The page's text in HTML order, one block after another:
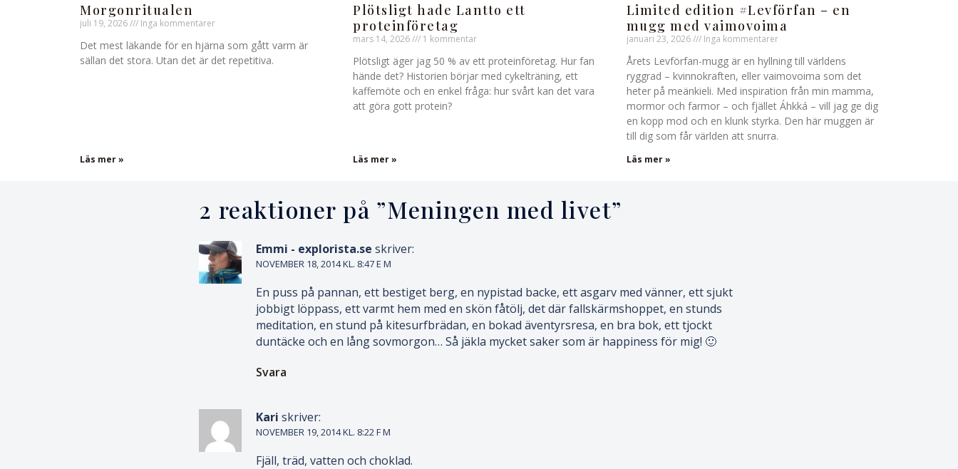
Morgonritualen
juli 19, 2026 Inga kommentarer
Det mest läkande för en hjärna som gått varm är
sällan det stora. Utan det är det repetitiva.
Läs mer »
Plötsligt hade Lantto ett
proteinföretag
mars 14, 2026 1 kommentar
Plötsligt äger jag 50 % av ett proteinföretag. Hur fan
hände det? Historien börjar med cykelträning, ett
kaffemöte och en enkel fråga: hur svårt kan det vara
att göra gott protein?
Läs mer »
Limited edition #Levförfan – en
mugg med vaimovoima
januari 23, 2026 Inga kommentarer
Årets Levförfan-mugg är en hyllning till världens
ryggrad – kvinnokraften, eller vaimovoima som det
heter på meänkieli. Med inspiration från min mamma,
mormor och farmor – och fjället Áhkká – vill jag ge dig
en kopp mod och en klunk styrka. Den här muggen är
till dig som får världen att snurra.
Läs mer »
2 reaktioner på ”Meningen med livet”
Emmi - explorista.se skriver:
NOVEMBER 18, 2014 KL. 8:47 E M
En puss på pannan, ett bestiget berg, en nypistad backe, ett asgarv med vänner, ett sjukt
jobbigt löppass, ett varmt hem med en skön fåtölj, det där fallskärmshoppet, en stunds
meditation, en stund på kitesurfbrädan, en bokad äventyrsresa, en bra bok, ett tjockt
duntäcke och en lång sovmorgon… Så jäkla mycket saker som är happiness för mig! 🙂
Svara
Kari skriver:
NOVEMBER 19, 2014 KL. 8:22 F M
Fjäll, träd, vatten och choklad.